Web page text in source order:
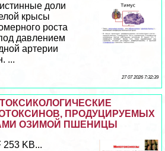
доли
крысы
роста
давлением
артерии
...
27 07 2026 7:32:39
ПРОДУЦИРУЕМЫХ
ОЗИМОЙ ПШЕНИЦЫ
KB...